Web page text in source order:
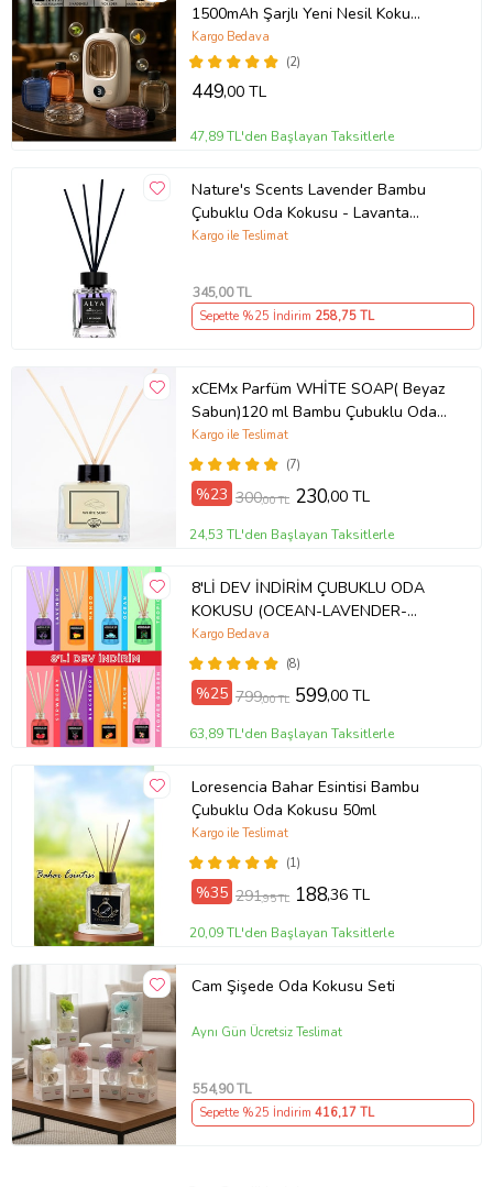
1500mAh Şarjlı Yeni Nesil Koku
Makinesi+Hilton (Beyaz)
(2)
Kargo Bedava
449,00 TL
47,89 TL'den Başlayan Taksitlerle
Nature's Scents Lavender Bambu
Çubuklu Oda Kokusu - Lavanta
Kokusu
Kargo ile Teslimat
345,00 TL
Sepette %25 İndirim 258,75 TL
xCEMx Parfüm WHİTE SOAP( Beyaz
Sabun)120 ml Bambu Çubuklu Oda
Kokusu
(7)
Kargo ile Teslimat
%23 300,00 TL 230,00 TL
24,53 TL'den Başlayan Taksitlerle
8'Lİ DEV İNDİRİM ÇUBUKLU ODA
KOKUSU (OCEAN-LAVENDER-
MANGO-TROPICAL-PEACH-
STRAWBERRY- BLACKBERRY-
FLOWER GARDEN
(8)
Kargo Bedava
%25 799,00 TL 599,00 TL
63,89 TL'den Başlayan Taksitlerle
Loresencia Bahar Esintisi Bambu
Çubuklu Oda Kokusu 50ml
(1)
Kargo ile Teslimat
%35 291,95 TL 188,36 TL
20,09 TL'den Başlayan Taksitlerle
Cam Şişede Oda Kokusu Seti
Aynı Gün Ücretsiz Teslimat
554,90 TL
Sepette %25 İndirim 416,17 TL